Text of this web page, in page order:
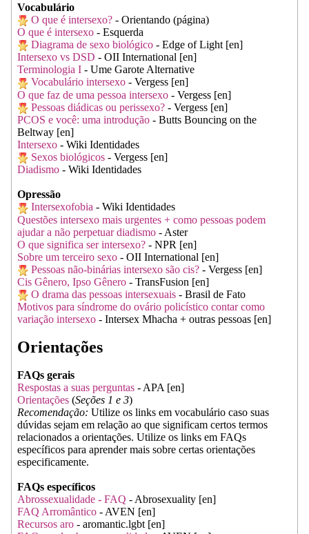
Vocabulário
O que é intersexo? - Orientando (página)
O que é intersexo - Esquerda
Diagrama de sexo biológico - Edge of Light [en]
Intersexo vs DSD - OII International [en]
Terminologia I - Ume Garote Alternative
Vocabulário intersexo - Vergess [en]
O que faz de uma pessoa intersexo - Vergess [en]
Pessoas diádicas ou perissexo? - Vergess [en]
PCOS e você: uma introdução - Butts Bouncing on the
Beltway [en]
Intersexo - Wiki Identidades
Sexos biológicos - Vergess [en]
Diadismo - Wiki Identidades
Opressão
Intersexofobia - Wiki Identidades
Questões intersexo mais urgentes + como pessoas podem
ajudar a não perpetuar diadismo - Aster
O que significa ser intersexo? - NPR [en]
Sobre um terceiro sexo - OII International [en]
Pessoas não-binárias intersexo são cis? - Vergess [en]
Cis Gênero, Ipso Gênero - TransFusion [en]
O drama das pessoas intersexuais - Brasil de Fato
Motivos para síndrome do ovário policístico contar como
variação intersexo - Intersex Mhacha + outras pessoas [en]
Orientações
FAQs gerais
Respostas a suas perguntas - APA [en]
Orientações (Seções 1 e 3)
Recomendação: Utilize os links em vocabulário caso suas
dúvidas sejam em relação ao que significam certos termos
relacionados a orientações. Utilize os links em FAQs
específicos para aprender mais sobre certas orientações
especificamente.
FAQs específicos
Abrossexualidade - FAQ - Abrosexuality [en]
FAQ Arromântico - AVEN [en]
Recursos aro - aromantic.lgbt [en]